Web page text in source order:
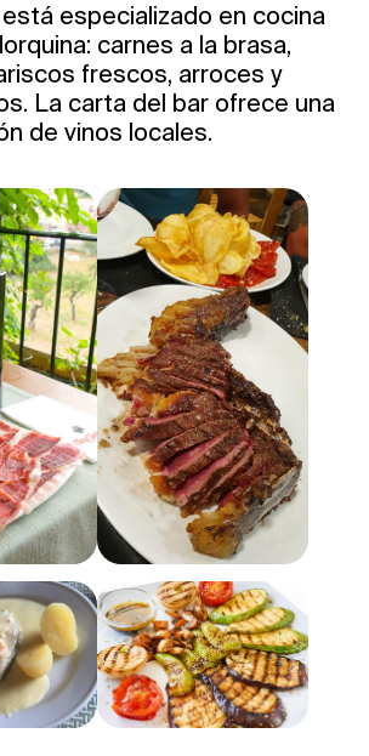
especializado en cocina
carnes a la brasa,
frescos, arroces y
La carta del bar ofrece una
de vinos locales.